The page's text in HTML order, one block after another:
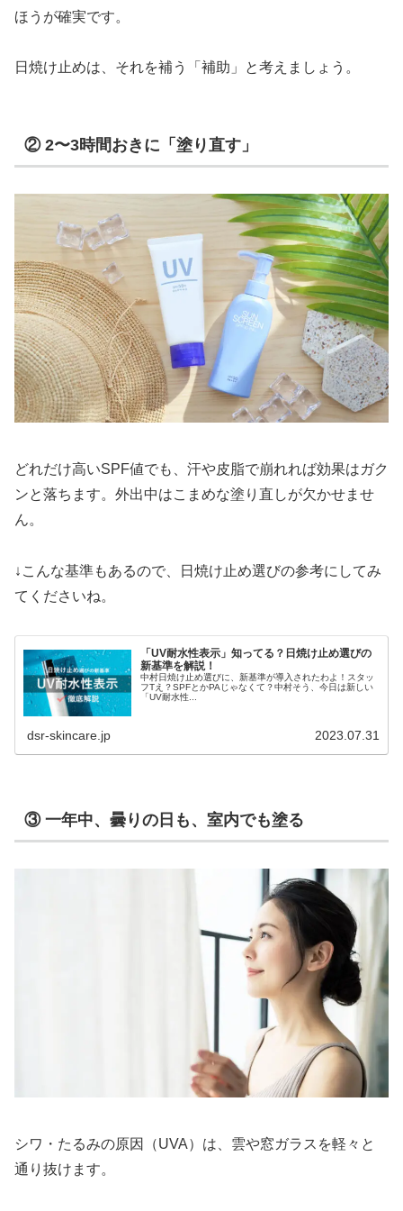
ほうが確実です。
日焼け止めは、それを補う「補助」と考えましょう。
② 2〜3時間おきに「塗り直す」
どれだけ高いSPF値でも、汗や皮脂で崩れれば効果はガク
ンと落ちます。外出中はこまめな塗り直しが欠かせませ
ん。
↓こんな基準もあるので、日焼け止め選びの参考にしてみ
てくださいね。
「UV耐水性表示」知ってる？日焼け止め選びの
新基準を解説！
中村日焼け止め選びに、新基準が導入されたわよ！スタッ
フTえ？SPFとかPAじゃなくて？中村そう、今日は新しい
「UV耐水性...
dsr-skincare.jp 2023.07.31
③ 一年中、曇りの日も、室内でも塗る
シワ・たるみの原因（UVA）は、雲や窓ガラスを軽々と
通り抜けます。